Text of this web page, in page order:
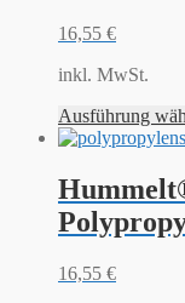
16,55 €
inkl. MwSt.
Ausführung
16,55 €